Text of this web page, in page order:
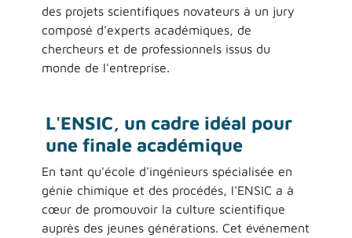
des projets scientifiques novateurs à un jury
composé d'experts académiques, de
chercheurs et de professionnels issus du
monde de l'entreprise.
L'ENSIC, un cadre idéal pour
une finale académique
En tant qu'école d'ingénieurs spécialisée en
génie chimique et des procédés, l'ENSIC a à
cœur de promouvoir la culture scientifique
auprès des jeunes générations. Cet événement